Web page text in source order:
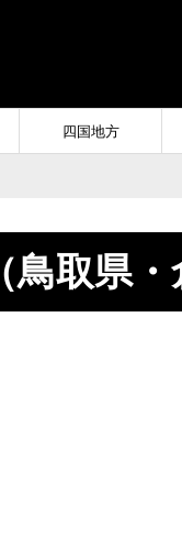
四国地方
鳥取県